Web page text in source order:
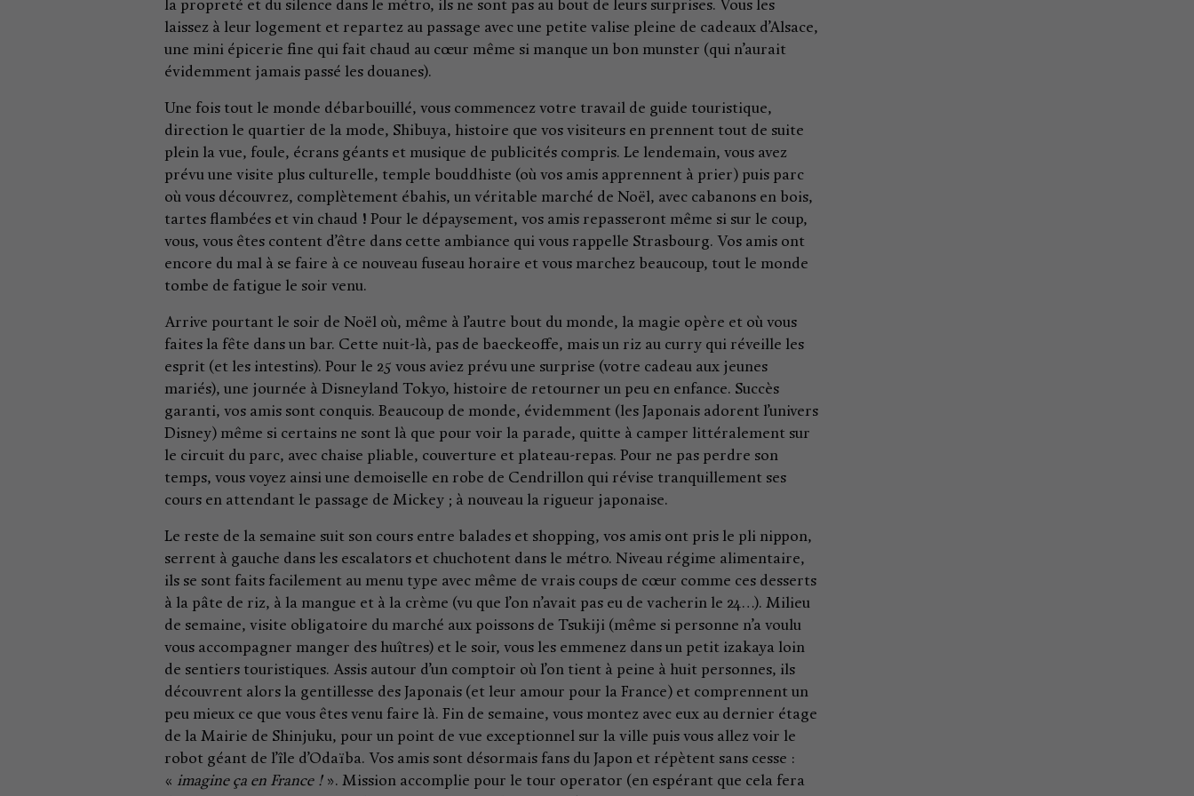
la propreté et du silence dans le métro, ils ne sont pas au bout de leurs surprises. Vous les
laissez à leur logement et repartez au passage avec une petite valise pleine de cadeaux d’Alsace,
une mini épicerie fine qui fait chaud au cœur même si manque un bon munster (qui n’aurait
évidemment jamais passé les douanes).
Une fois tout le monde débarbouillé, vous commencez votre travail de guide touristique,
direction le quartier de la mode, Shibuya, histoire que vos visiteurs en prennent tout de suite
plein la vue, foule, écrans géants et musique de publicités compris. Le lendemain, vous avez
prévu une visite plus culturelle, temple bouddhiste (où vos amis apprennent à prier) puis parc
où vous découvrez, complètement ébahis, un véritable marché de Noël, avec cabanons en bois,
tartes flambées et vin chaud ! Pour le dépaysement, vos amis repasseront même si sur le coup,
vous, vous êtes content d’être dans cette ambiance qui vous rappelle Strasbourg. Vos amis ont
encore du mal à se faire à ce nouveau fuseau horaire et vous marchez beaucoup, tout le monde
tombe de fatigue le soir venu.
Arrive pourtant le soir de Noël où, même à l’autre bout du monde, la magie opère et où vous
faites la fête dans un bar. Cette nuit-là, pas de baeckeoffe, mais un riz au curry qui réveille les
esprit (et les intestins). Pour le 25 vous aviez prévu une surprise (votre cadeau aux jeunes
mariés), une journée à Disneyland Tokyo, histoire de retourner un peu en enfance. Succès
garanti, vos amis sont conquis. Beaucoup de monde, évidemment (les Japonais adorent l’univers
Disney) même si certains ne sont là que pour voir la parade, quitte à camper littéralement sur
le circuit du parc, avec chaise pliable, couverture et plateau-repas. Pour ne pas perdre son
temps, vous voyez ainsi une demoiselle en robe de Cendrillon qui révise tranquillement ses
cours en attendant le passage de Mickey ; à nouveau la rigueur japonaise.
Le reste de la semaine suit son cours entre balades et shopping, vos amis ont pris le pli nippon,
serrent à gauche dans les escalators et chuchotent dans le métro. Niveau régime alimentaire,
ils se sont faits facilement au menu type avec même de vrais coups de cœur comme ces desserts
à la pâte de riz, à la mangue et à la crème (vu que l’on n’avait pas eu de vacherin le 24…). Milieu
de semaine, visite obligatoire du marché aux poissons de Tsukiji (même si personne n’a voulu
vous accompagner manger des huîtres) et le soir, vous les emmenez dans un petit izakaya loin
de sentiers touristiques. Assis autour d’un comptoir où l’on tient à peine à huit personnes, ils
découvrent alors la gentillesse des Japonais (et leur amour pour la France) et comprennent un
peu mieux ce que vous êtes venu faire là. Fin de semaine, vous montez avec eux au dernier étage
de la Mairie de Shinjuku, pour un point de vue exceptionnel sur la ville puis vous allez voir le
robot géant de l’île d’Odaïba. Vos amis sont désormais fans du Japon et répètent sans cesse :
« imagine ça en France ! ». Mission accomplie pour le tour operator (en espérant que cela fera